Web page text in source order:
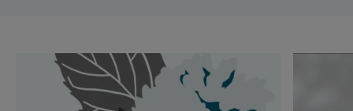
Ontdekken
Watermunt,